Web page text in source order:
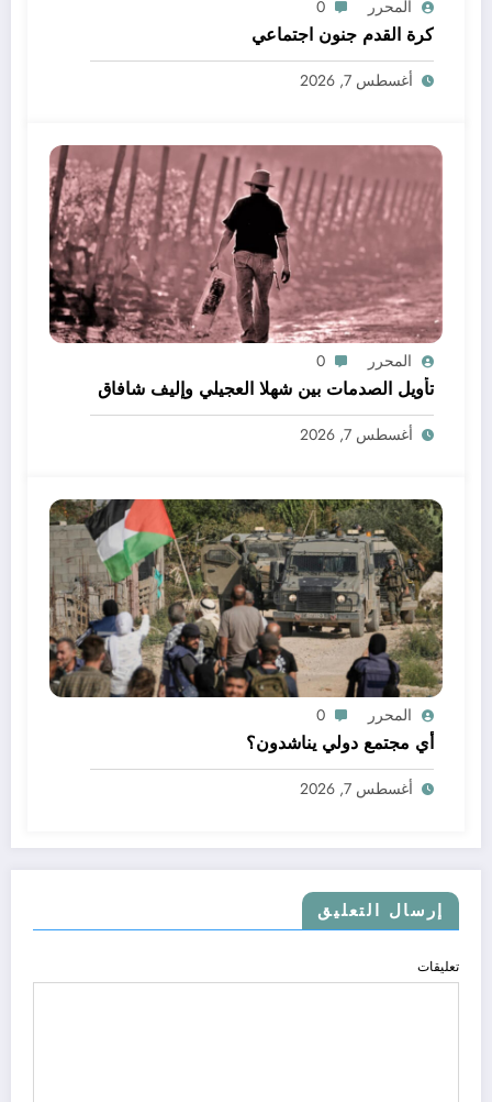
المحرر 0
كرة القدم جنون اجتماعي
أغسطس 7, 2026
المحرر 0
تأويل الصدمات بين شهلا العجيلي وإليف شافاق
أغسطس 7, 2026
المحرر 0
أي مجتمع دولي يناشدون؟
أغسطس 7, 2026
إرسال التعليق
تعليقات